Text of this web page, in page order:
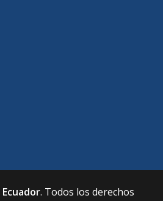
. Todos los derechos